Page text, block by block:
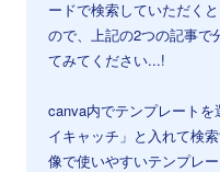
ードで検索していただく
ので、上記の2つの記事で
てみてください...!
canva内でテンプレート
イキャッチ」と入れて検
像で使いやすいテンプレ